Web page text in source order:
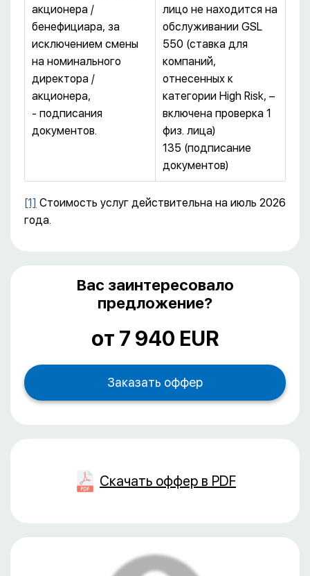
акционера /
бенефициара, за
исключением смены
на номинального
директора /
акционера,
- подписания
документов.
лицо не находится на
обслуживании GSL
550 (ставка для
компаний,
отнесенных к
категории High Risk, –
включена проверка 1
физ. лица)
135 (подписание
документов)
[1] Стоимость услуг действительна на июль 2026
года.
Вас заинтересовало
предложение?
oт 7 940 EUR
Скачать оффер в PDF